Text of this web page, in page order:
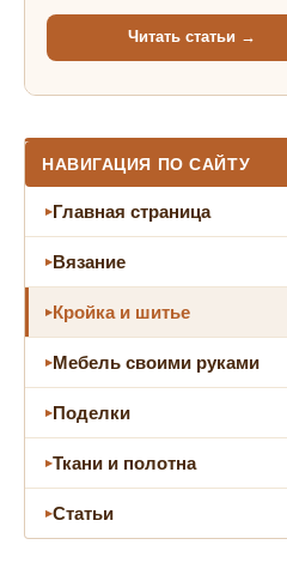
Читать статьи →
НАВИГАЦИЯ ПО САЙТУ
Главная страница
Вязание
Кройка и шитье
Мебель своими руками
Поделки
Ткани и полотна
Статьи